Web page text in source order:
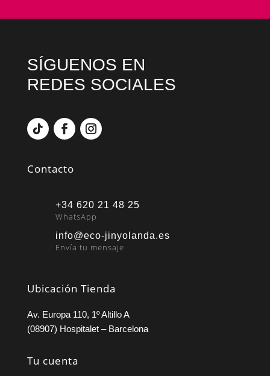
SÍGUENOS EN
REDES SOCIALES
Contacto
+34 620 21 48 25
WhatsApp
info@eco-jinyolanda.es
Envía tu mensaje
Ubicación Tienda
Av. Europa 110, 1º Altillo A
(08907) Hospitalet – Barcelona
Tu cuenta